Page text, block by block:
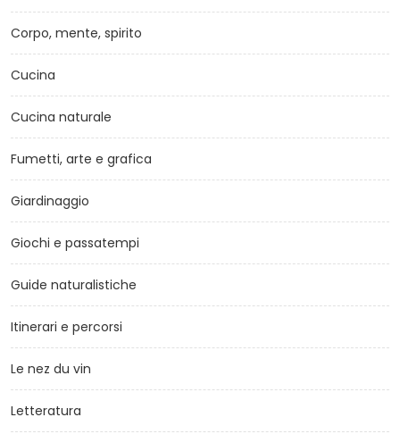
Corpo, mente, spirito
Cucina
Cucina naturale
Fumetti, arte e grafica
Giardinaggio
Giochi e passatempi
Guide naturalistiche
Itinerari e percorsi
Le nez du vin
Letteratura